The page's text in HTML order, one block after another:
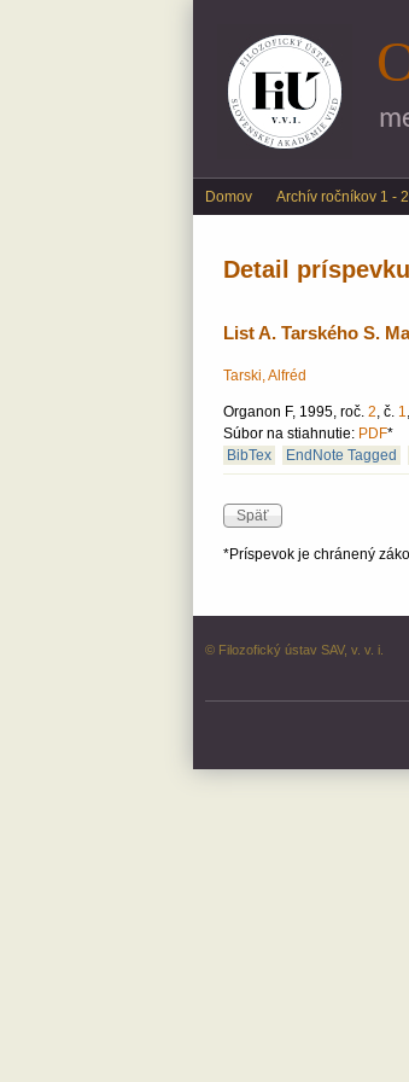
Main menu
Domov Archív ročníkov 1 -
Detail
List A. Tarského S.
Tarski, Alfréd
Organon F, 1995, roč. 2, č. 1
Súbor na stiahnutie: PDF*
BibTex
EndNote Tagged
*Príspevok je chránený
© Filozofický ústav SAV, v. v. i.